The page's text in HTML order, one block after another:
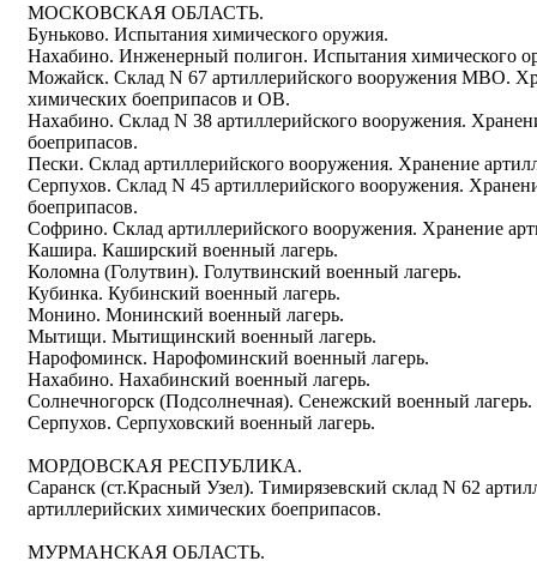
МОСКОВСКАЯ ОБЛАСТЬ.
Буньково. Испытания химического оружия.
Нахабино. Инженерный полигон. Испытания химического
Можайск. Склад N 67 артиллерийского вооружения МВО.
химических боеприпасов и ОВ.
Нахабино. Склад N 38 артиллерийского вооружения.
боеприпасов.
Пески. Склад артиллерийского вооружения. Хранение
Серпухов. Склад N 45 артиллерийского вооружения.
боеприпасов.
Софрино. Склад артиллерийского вооружения. Хранение
Кашира. Каширский военный лагерь.
Коломна (Голутвин). Голутвинский военный лагерь.
Кубинка. Кубинский военный лагерь.
Монино. Монинский военный лагерь.
Мытищи. Мытищинский военный лагерь.
Нарофоминск. Нарофоминский военный лагерь.
Нахабино. Нахабинский военный лагерь.
Солнечногорск (Подсолнечная). Сенежский военный лагерь.
Серпухов. Серпуховский военный лагерь.
МОРДОВСКАЯ РЕСПУБЛИКА.
Саранск (ст.Красный Узел). Тимирязевский склад N 62
артиллерийских химических боеприпасов.
МУРМАНСКАЯ ОБЛАСТЬ.